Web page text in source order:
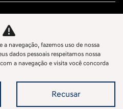
é a
a navegação, fazemos uso de nossa
dados pessoais respeitamos nossa
a navegação e visita você concorda
Recusar